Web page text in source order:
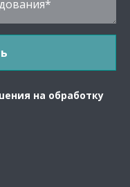
на обработку